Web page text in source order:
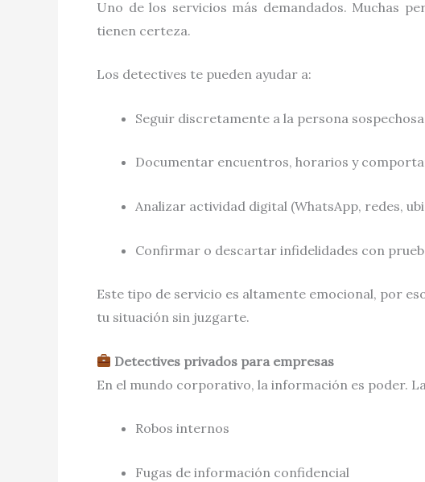
Uno de los servicios más demandados. Muchas
tienen certeza.
Los detectives te pueden ayudar a:
Seguir discretamente a la persona sospechosa
Documentar encuentros, horarios y
Analizar actividad digital (WhatsApp, redes,
Confirmar o descartar infidelidades con
Este tipo de servicio es altamente emocional, por
tu situación sin juzgarte.
Detectives privados para empresas
En el mundo corporativo, la información es poder.
Robos internos
Fugas de información confidencial